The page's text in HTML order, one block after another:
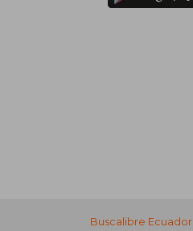
Buscalibre Ecuador